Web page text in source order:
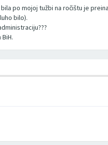
po mojoj tužbi na ročištu je
bilo).